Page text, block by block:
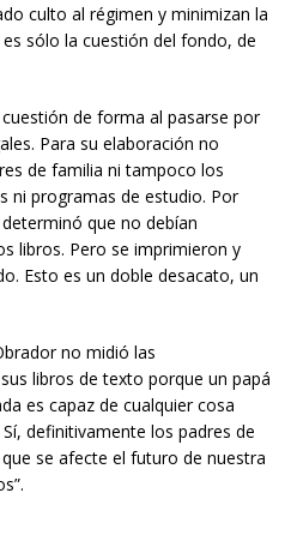
culto al régimen y minimizan la
sólo la cuestión del fondo, de
de forma al pasarse por
Para su elaboración no
de familia ni tampoco los
ni programas de estudio. Por
que no debían
libros. Pero se imprimieron y
Esto es un doble desacato, un
no midió las
libros de texto porque un papá
es capaz de cualquier cosa
definitivamente los padres de
se afecte el futuro de nuestra